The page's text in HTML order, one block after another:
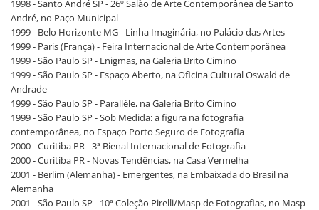
1998 - Santo André SP - 26º Salão de Arte Contemporânea de Santo
André, no Paço Municipal
1999 - Belo Horizonte MG - Linha Imaginária, no Palácio das Artes
1999 - Paris (França) - Feira Internacional de Arte Contemporânea
1999 - São Paulo SP - Enigmas, na Galeria Brito Cimino
1999 - São Paulo SP - Espaço Aberto, na Oficina Cultural Oswald de
Andrade
1999 - São Paulo SP - Parallèle, na Galeria Brito Cimino
1999 - São Paulo SP - Sob Medida: a figura na fotografia
contemporânea, no Espaço Porto Seguro de Fotografia
2000 - Curitiba PR - 3ª Bienal Internacional de Fotografia
2000 - Curitiba PR - Novas Tendências, na Casa Vermelha
2001 - Berlim (Alemanha) - Emergentes, na Embaixada do Brasil na
Alemanha
2001 - São Paulo SP - 10ª Coleção Pirelli/Masp de Fotografias, no Masp